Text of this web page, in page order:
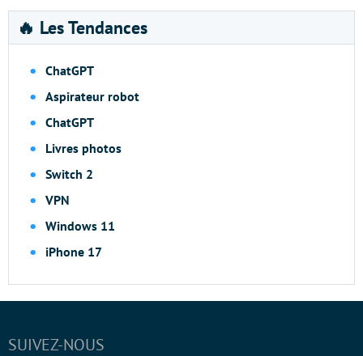
🔥 Les Tendances
ChatGPT
Aspirateur robot
ChatGPT
Livres photos
Switch 2
VPN
Windows 11
iPhone 17
SUIVEZ-NOUS